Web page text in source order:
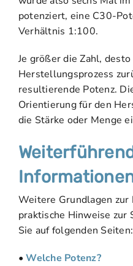
potenziert, eine C30-
Verhältnis 1:100.
Je größer die Zahl,
Herstellungsprozess
resultierende Potenz.
Orientierung für den
die Stärke oder Menge
Weitere Grundlagen zur
praktische Hinweise zur
Sie auf folgenden Seiten:
•Welche Potenz?